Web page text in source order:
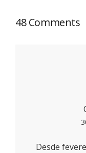
48 Comments
Desde